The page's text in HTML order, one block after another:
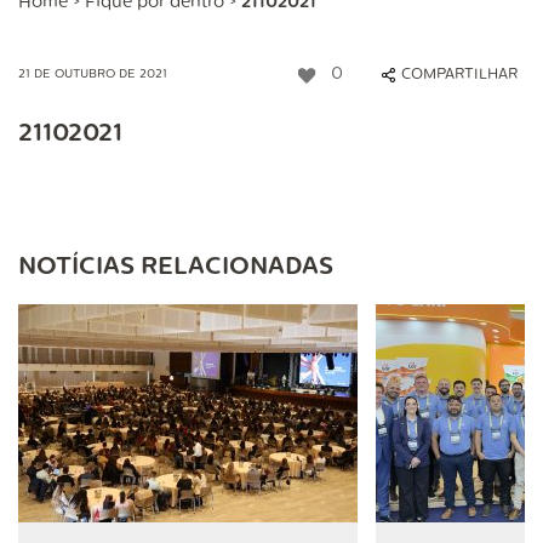
21 DE OUTUBRO DE 2021 0 COMPARTILHAR
21102021
NOTÍCIAS RELACIONADAS